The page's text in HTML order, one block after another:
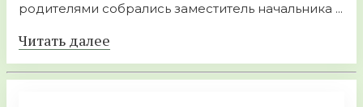
родителями собрались заместитель начальника ...
Читать далее